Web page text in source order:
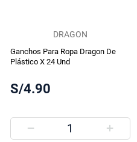
DRAGON
Ganchos Para Ropa Dragon De
Plástico X 24 Und
S/4.90